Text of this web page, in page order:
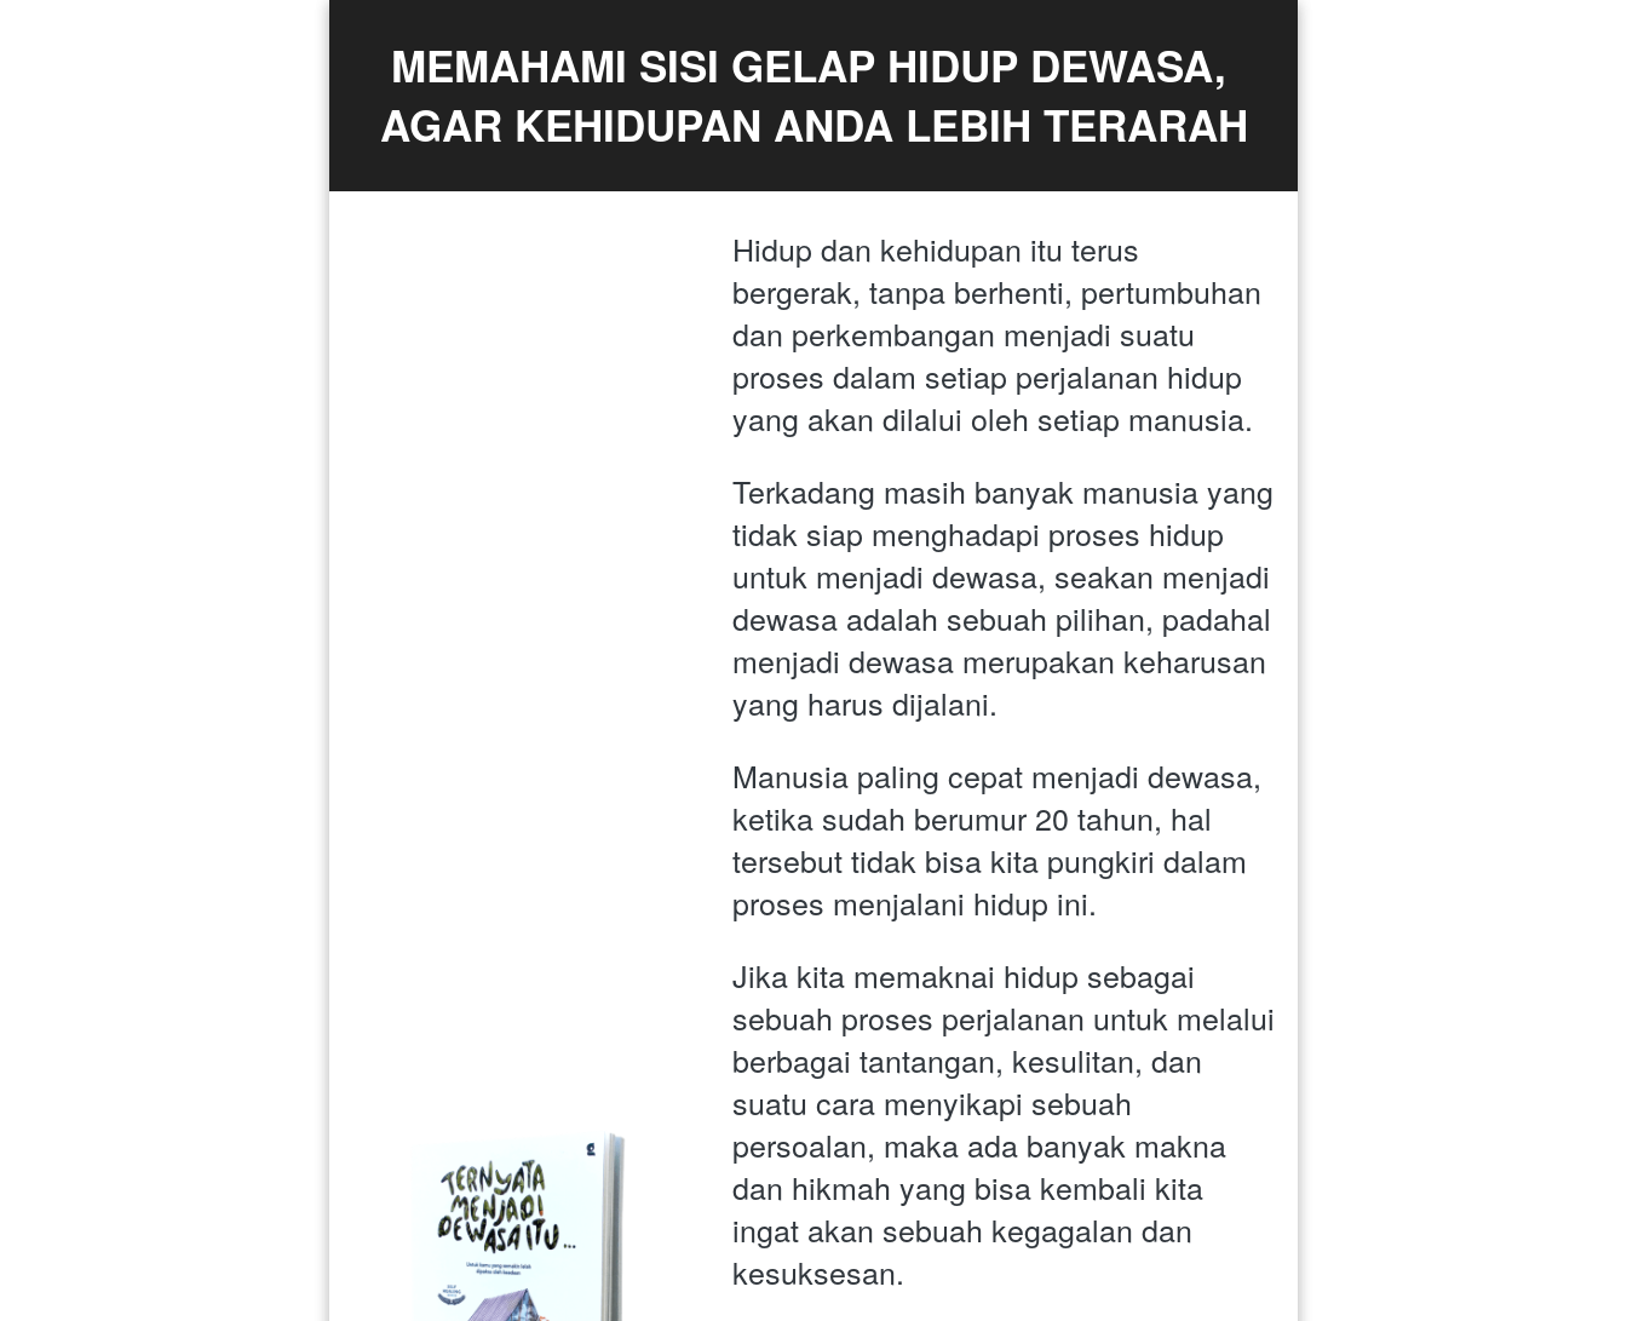
MEMAHAMI SISI GELAP HIDUP DEWASA,
AGAR KEHIDUPAN ANDA LEBIH TERARAH
Hidup dan kehidupan itu terus
bergerak, tanpa berhenti, pertumbuhan
dan perkembangan menjadi suatu
proses dalam setiap perjalanan hidup
yang akan dilalui oleh setiap manusia.
Terkadang masih banyak manusia yang
tidak siap menghadapi proses hidup
untuk menjadi dewasa, seakan menjadi
dewasa adalah sebuah pilihan, padahal
menjadi dewasa merupakan keharusan
yang harus dijalani.
Manusia paling cepat menjadi dewasa,
ketika sudah berumur 20 tahun, hal
tersebut tidak bisa kita pungkiri dalam
proses menjalani hidup ini.
Jika kita memaknai hidup sebagai
sebuah proses perjalanan untuk melalui
berbagai tantangan, kesulitan, dan
suatu cara menyikapi sebuah
persoalan, maka ada banyak makna
dan hikmah yang bisa kembali kita
ingat akan sebuah kegagalan dan
kesuksesan.